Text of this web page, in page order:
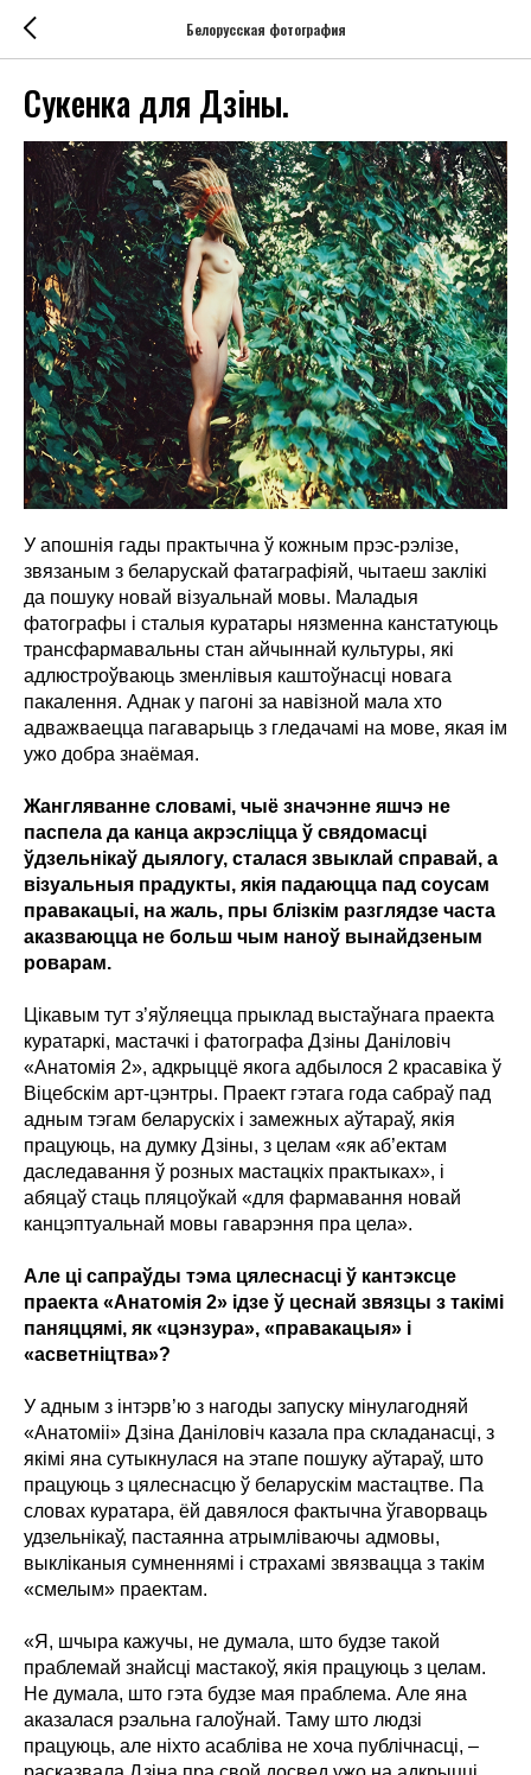
Белорусская фотография
Сукенка для Дзіны.
У апошнія гады практычна ў кожным прэс-рэлізе,
звязаным з беларускай фатаграфіяй, чытаеш заклікі
да пошуку новай візуальнай мовы. Маладыя
фатографы і сталыя куратары нязменна канстатуюць
трансфармавальны стан айчыннай культуры, які
адлюстроўваюць зменлівыя каштоўнасці новага
пакалення. Аднак у пагоні за навізной мала хто
адважваецца пагаварыць з гледачамі на мове, якая ім
ужо добра знаёмая.
Жангляванне словамі, чыё значэнне яшчэ не
паспела да канца акрэсліцца ў свядомасці
ўдзельнікаў дыялогу, сталася звыклай справай, а
візуальныя прадукты, якія падаюцца пад соусам
правакацыі, на жаль, пры блізкім разглядзе часта
аказваюцца не больш чым наноў вынайдзеным
роварам.
Цікавым тут з’яўляецца прыклад выстаўнага праекта
куратаркі, мастачкі і фатографа Дзіны Даніловіч
«Анатомія 2», адкрыццё якога адбылося 2 красавіка ў
Віцебскім арт-цэнтры. Праект гэтага года сабраў пад
адным тэгам беларускіх і замежных аўтараў, якія
працуюць, на думку Дзіны, з целам «як аб’ектам
даследавання ў розных мастацкіх практыках», і
абяцаў стаць пляцоўкай «для фармавання новай
канцэптуальнай мовы гаварэння пра цела».
Але ці сапраўды тэма цялеснасці ў кантэксце
праекта «Анатомія 2» ідзе ў цеснай звязцы з такімі
паняццямі, як «цэнзура», «правакацыя» і
«асветніцтва»?
У адным з інтэрв’ю з нагоды запуску мінулагодняй
«Анатоміі» Дзіна Даніловіч казала пра складанасці, з
якімі яна сутыкнулася на этапе пошуку аўтараў, што
працуюць з цялеснасцю ў беларускім мастацтве. Па
словах куратара, ёй давялося фактычна ўгаворваць
удзельнікаў, пастаянна атрымліваючы адмовы,
выкліканыя сумненнямі і страхамі звязвацца з такім
«смелым» праектам.
«Я, шчыра кажучы, не думала, што будзе такой
праблемай знайсці мастакоў, якія працуюць з целам.
Не думала, што гэта будзе мая праблема. Але яна
аказалася рэальна галоўнай. Таму што людзі
працуюць, але ніхто асабліва не хоча публічнасці, –